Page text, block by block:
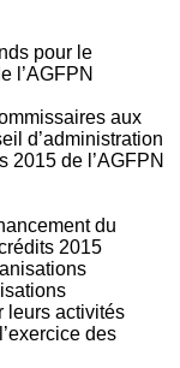
pour le
l’AGFPN
aux
d’administration
2015 de l’AGFPN
du
2015
leurs activités
des